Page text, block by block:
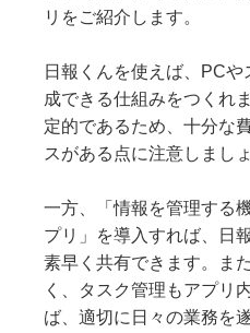
リをご紹介します。
日報くんを使えば、PC
成できる仕組みをつくれ
定的であるため、十分な
スがある点に注意しましょ
一方、「情報を管理する
プリ」を導入すれば、日
素早く共有できます。ま
く、タスク管理もアプリ
ば、適切に日々の業務を